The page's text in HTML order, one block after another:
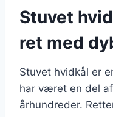
Stuvet
ret med
Stuvet hvidkål er
har været en del
århundreder.